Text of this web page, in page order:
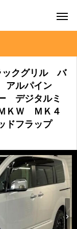
ル バスターズルーフ
ックグリル バ
アルパイン
デジタルミ
ＫＷ ＭＫ４
ドフラップ